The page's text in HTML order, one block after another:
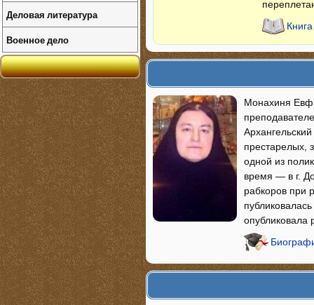
Монахиня
престарелых,
одной из
время — в г.
рабкоров при
опубликовала
Деловая литература
Военное дело